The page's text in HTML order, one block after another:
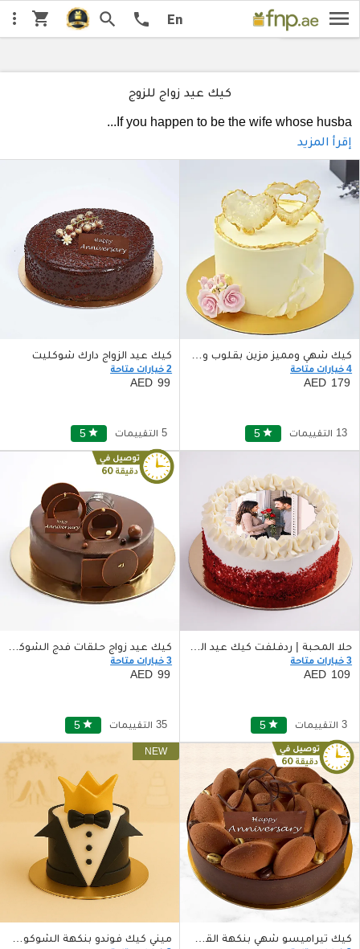
menu
En
call
search
shopping_cart
more_vert
كيك عيد زواج للزوج
If you happen to be the wife whose husba
...
إقرأ المزيد
كيك شهي ومميز مزين بقلوب ورود حجم وسط
4 خيارات متاحة
179
5 star 13 التقييمات
كيك عيد الزواج دارك شوكليت
2 خيارات متاحة
99
5 star 5 التقييمات
حلا المحبة | ردفلفت كيك عيد الزواج
3 خيارات متاحة
109
5 star 3 التقييمات
كيك عيد زواج حلقات فدج الشوكولا
3 خيارات متاحة
99
5 star 35 التقييمات
كيك تيراميسو شهي بنكهة القهوة لاحتفال الذكرى السنوية
اختار: ننصح يه جديدنا السعر من الأقل السعر من